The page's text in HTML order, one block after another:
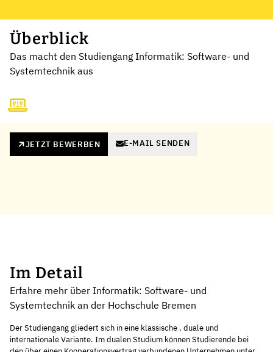
Überblick
Das macht den Studiengang Informatik: Software- und
Systemtechnik aus
JETZT BEWERBEN E-MAIL SENDEN
Im Detail
Erfahre mehr über Informatik: Software- und
Systemtechnik an der Hochschule Bremen
Der Studiengang gliedert sich in eine klassische , duale und
internationale Variante. Im dualen Studium können Studierende bei